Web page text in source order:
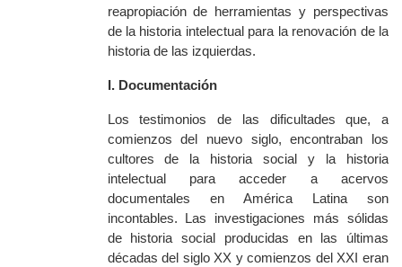
reapropiación de herramientas y perspectivas
de la historia intelectual para la renovación de la
historia de las izquierdas.
I. Documentación
Los testimonios de las dificultades que, a
comienzos del nuevo siglo, encontraban los
cultores de la historia social y la historia
intelectual para acceder a acervos
documentales en América Latina son
incontables. Las investigaciones más sólidas
de historia social producidas en las últimas
décadas del siglo XX y comienzos del XXI eran